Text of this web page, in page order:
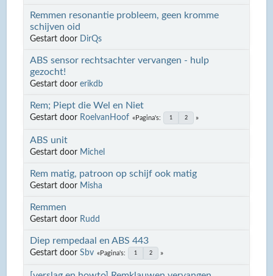
Remmen resonantie probleem, geen kromme
schijven oid
Gestart door DirQs
ABS sensor rechtsachter vervangen - hulp
gezocht!
Gestart doorerikdb
Rem; Piept die Wel en Niet
Gestart door RoelvanHoof Pagina's 1 2
ABS unit
Gestart door Michel
Rem matig, patroon op schijf ook matig
Gestart door Misha
Remmen
Gestart door Rudd
Diep rempedaal en ABS 443
Gestart doorSbv Pagina's 1 2